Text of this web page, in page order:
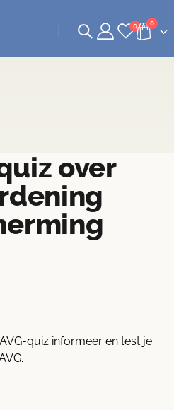
0 0
over
quiz informeer en test je